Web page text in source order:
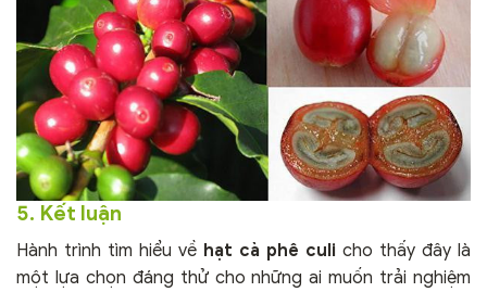
5. Kết luận
Hành trình tìm hiểu về hạt cà phê culi cho thấy đây là
một lựa chọn đáng thử cho những ai muốn trải nghiệm